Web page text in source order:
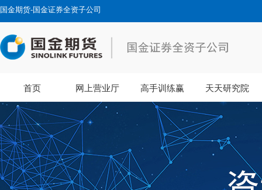
国金期货-国金证券全资子公司
首页 网上营业厅 高手训练赢 天天研究院